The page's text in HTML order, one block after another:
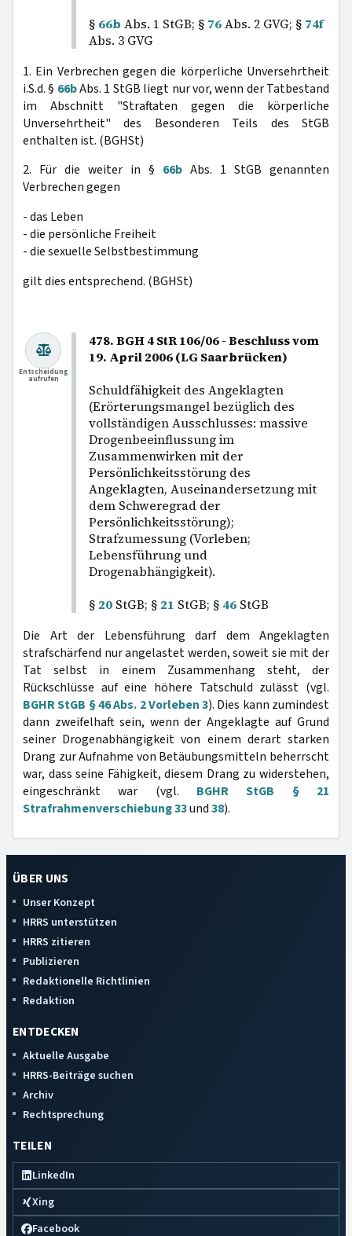
§ 66b Abs. 1 StGB; § 76Abs. 2 GVG; § 74f
Abs. 3 GVG
1. Ein Verbrechen gegen die körperliche Unversehrtheit
i.S.d. § 66bAbs. 1 StGB liegt nur vor, wenn der Tatbestand
im Abschnitt "Straftaten gegen die körperliche
Unversehrtheit" des Besonderen Teils des StGB
enthalten ist. (BGHSt)
2. Für die weiter in § 66b Abs. 1 StGB genannten
Verbrechen gegen
- das Leben
- die persönliche Freiheit
- die sexuelle Selbstbestimmung
gilt dies entsprechend. (BGHSt)
478. BGH 4 StR 106/06 - Beschluss vom
19. April 2006 (LG Saarbrücken)
Schuldfähigkeit des Angeklagten
(Erörterungsmangel bezüglich des
vollständigen Ausschlusses: massive
Drogenbeeinflussung im
Zusammenwirken mit der
Persönlichkeitsstörung des
Angeklagten, Auseinandersetzung mit
dem Schweregrad der
Persönlichkeitsstörung);
Strafzumessung (Vorleben;
Lebensführung und
Drogenabhängigkeit).
§ 20 StGB; § 21 StGB; § 46 StGB
Entscheidung
aufrufen
Die Art der Lebensführung darf dem Angeklagten
strafschärfend nur angelastet werden, soweit sie mit der
Tat selbst in einem Zusammenhang steht, der
Rückschlüsse auf eine höhere Tatschuld zulässt (vgl.
BGHR StGB § 46 Abs. 2 Vorleben 3). Dies kann zumindest
dann zweifelhaft sein, wenn der Angeklagte auf Grund
seiner Drogenabhängigkeit von einem derart starken
Drang zur Aufnahme von Betäubungsmitteln beherrscht
war, dass seine Fähigkeit, diesem Drang zu widerstehen,
eingeschränkt war (vgl. BGHR StGB § 21
Strafrahmenverschiebung 33und38).
ÜBER UNS
Unser Konzept
HRRS unterstützen
HRRS zitieren
Publizieren
Redaktionelle Richtlinien
Redaktion
ENTDECKEN
Aktuelle Ausgabe
HRRS-Beiträge suchen
Archiv
Rechtsprechung
TEILEN
LinkedIn
Xing
Facebook